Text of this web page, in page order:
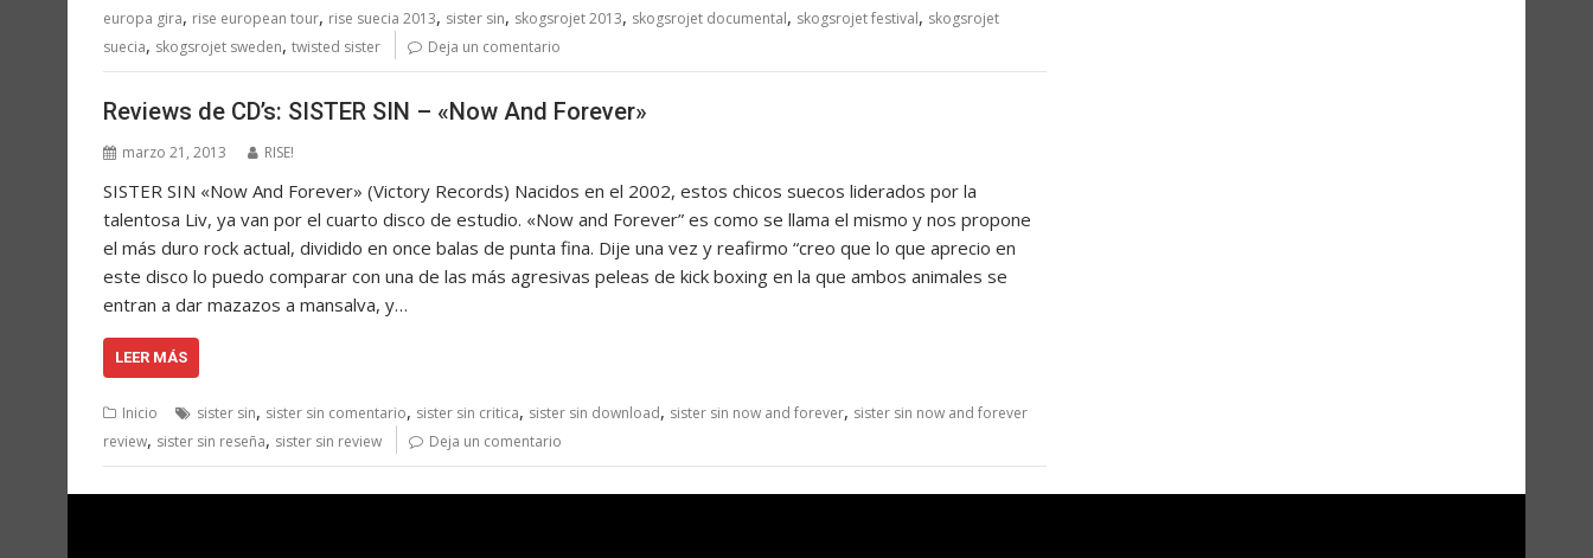
europa gira, rise european tour, rise suecia 2013, sister sin, skogsrojet 2013, skogsrojet documental, skogsrojet festival, skogsrojet
suecia, skogsrojet sweden, twisted sister Deja un comentario
Reviews de CD’s: SISTER SIN – «Now And Forever»
marzo 21, 2013 RISE!
SISTER SIN «Now And Forever» (Victory Records) Nacidos en el 2002, estos chicos suecos liderados por la
talentosa Liv, ya van por el cuarto disco de estudio. «Now and Forever” es como se llama el mismo y nos propone
el más duro rock actual, dividido en once balas de punta fina. Dije una vez y reafirmo “creo que lo que aprecio en
este disco lo puedo comparar con una de las más agresivas peleas de kick boxing en la que ambos animales se
entran a dar mazazos a mansalva, y…
LEER MÁS
Inicio sister sin, sister sin comentario, sister sin critica, sister sin download, sister sin now and forever, sister sin now and forever
review, sister sin reseña, sister sin review Deja un comentario